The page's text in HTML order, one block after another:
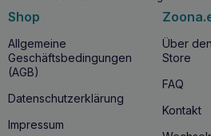
liegen und chemische Rückstände
Produkt ist für alle Arten von
wird für Menschen mit
empfohlen. Es kann ohne
den Komfort von Menschen und
werden.
Warum sollten Sie dieses
Shop
Allgemeine
Geschäftsbedingungen
(AGB)
Datenschutzerklärung
Impressum
Über
Store
FAQ
Kontakt